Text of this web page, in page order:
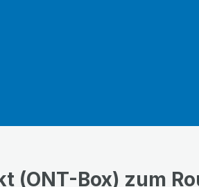
(ONT-Box) zum